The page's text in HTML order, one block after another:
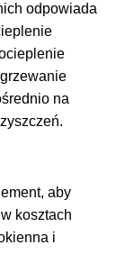
odpowiada
na
aby
kosztach
i